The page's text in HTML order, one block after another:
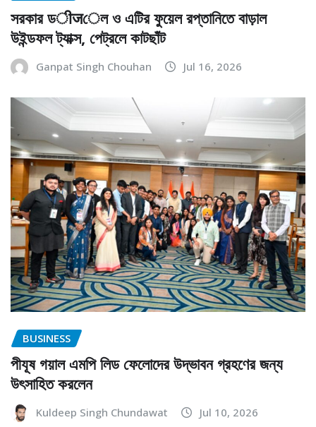
সরকার ডीजেল ও এটির ফুয়েল রপ্তানিতে বাড়াল
উইন্ডফল ট্যাক্স, পেট্রলে কাটছাঁট
Ganpat Singh Chouhan Jul 16, 2026
BUSINESS
পীযূষ গয়াল এমপি লিড ফেলোদের উদ্ভাবন গ্রহণের জন্য
উৎসাহিত করলেন
Kuldeep Singh Chundawat Jul 10, 2026